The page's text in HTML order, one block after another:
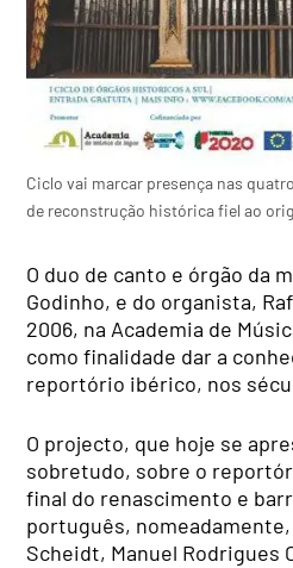
Ciclo vai marcar presença nas
de reconstrução histórica fiel ao
O duo de canto e órgão da
Godinho, e do organista,
2006, na Academia de
como finalidade dar a
reportório ibérico, nos
O projecto, que hoje se
sobretudo, sobre o
final do renascimento e
português, nomeadamente,
Scheidt, Manuel Rodrigues